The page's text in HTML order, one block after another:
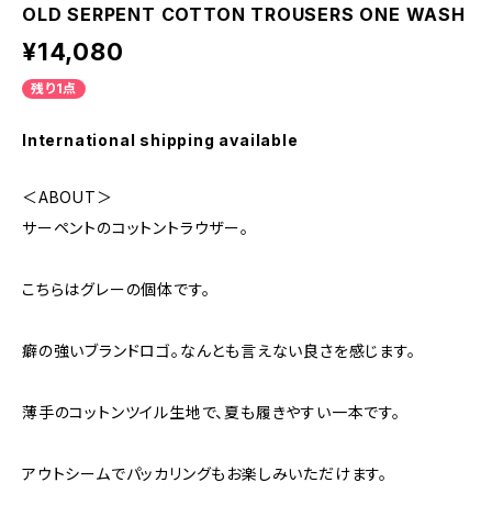
OLD SERPENT COTTON TROUSERS ONE WASH
¥14,080
残り1点
International shipping available
＜ABOUT＞
サーペントのコットントラウザー。
こちらはグレーの個体です。
癖の強いブランドロゴ。なんとも言えない良さを感じます。
薄手のコットンツイル生地で、夏も履きやすい一本です。
アウトシームでパッカリングもお楽しみいただけます。